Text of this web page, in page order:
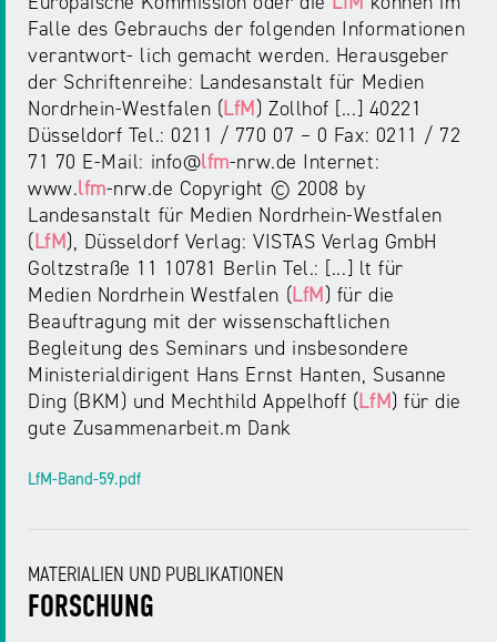
Falle des Gebrauchs der folgenden Informationen
verantwort- lich gemacht werden. Herausgeber
der Schriftenreihe: Landesanstalt für Medien
Nordrhein-Westfalen (LfM) Zollhof [...] 40221
Düsseldorf Tel.: 0211 / 770 07 – 0 Fax: 0211 / 72
71 70 E-Mail: info@lfm-nrw.de Internet:
www.lfm-nrw.de Copyright © 2008 by
Landesanstalt für Medien Nordrhein-Westfalen
(LfM), Düsseldorf Verlag: VISTAS Verlag GmbH
Goltzstraße 11 10781 Berlin Tel.: [...] lt für
Medien Nordrhein Westfalen (LfM) für die
Beauftragung mit der wissenschaftlichen
Begleitung des Seminars und insbesondere
Ministerialdirigent Hans Ernst Hanten, Susanne
Ding (BKM) und Mechthild Appelhoff (LfM) für die
gute Zusammenarbeit.m Dank
LfM-Band-59.pdf
MATERIALIEN UND PUBLIKATIONEN
FORSCHUNG